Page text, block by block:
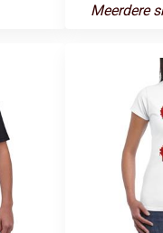
Meerdere